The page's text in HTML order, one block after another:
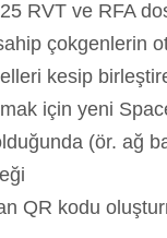
RVT ve RFA
çokgenlerin
kesip
için yeni
(ör. ağ
QR kodu